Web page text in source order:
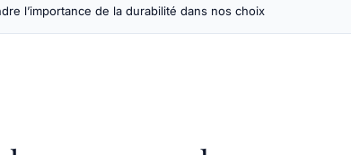
l’importance de la durabilité dans nos choix